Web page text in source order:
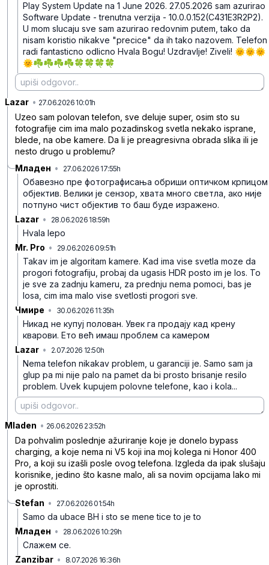
Play System Update na 1 June 2026. 27.05.2026 sam azurirao
Software Update - trenutna verzija - 10.0.0.152(C431E3R2P2).
U mom slucaju sve sam azurirao redovnim putem, tako da
nisam koristio nikakve "precice" da ih tako nazovem. Telefon
radi fantasticno odlicno Hvala Bogu! Uzdravlje! Ziveli! 🌞🌞🌞
🌞☘️☘️☘️☘️🍀🍀🍀🍀
Lazar • 27.06.2026 10:01h
Uzeo sam polovan telefon, sve deluje super, osim sto su
fotografije cim ima malo pozadinskog svetla nekako isprane,
blede, na obe kamere. Da li je preagresivna obrada slika ili je
nesto drugo u problemu?
Младен • 27.06.2026 17:55h
Обавезно пре фотографисања обриши оптичком крпицом
објектив. Велики је сензор, хвата много светла, ако није
потпуно чист објектив то баш буде изражено.
Lazar • 28.06.2026 18:59h
Hvala lepo
Mr. Pro • 29.06.2026 09:51h
Takav im je algoritam kamere. Kad ima vise svetla moze da
progori fotografiju, probaj da ugasis HDR posto im je los. To
je sve za zadnju kameru, za prednju nema pomoci, bas je
losa, cim ima malo vise svetlosti progori sve.
Чмире • 30.06.2026 11:35h
Никад не купуј полован. Увек га продају кад крену
кварови. Ето већ имаш проблем са камером
Lazar • 2.07.2026 12:50h
Nema telefon nikakav problem, u garanciji je. Samo sam ja
glup pa mi nije palo na pamet da bi prosto brisanje resilo
problem. Uvek kupujem polovne telefone, kao i kola...
Mladen • 26.06.2026 23:52h
Da pohvalim poslednje ažuriranje koje je donelo bypass
charging, a koje nema ni V5 koji ina moj kolega ni Honor 400
Pro, a koji su izašli posle ovog telefona. Izgleda da ipak slušaju
korisnike, jedino što kasne malo, ali sa novim opcijama lako mi
je oprostiti.
Stefan • 27.06.2026 01:54h
Samo da ubace BH i sto se mene tice to je to
Младен • 28.06.2026 10:29h
Слажем се.
Zanzibar • 8.07.2026 16:36h